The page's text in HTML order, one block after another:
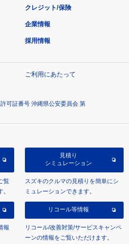
クレジット/保険
企業情報
採用情報
ご利用にあたって
可証番号 沖縄県公安委員会 第
覧
見積り
シミュレーション
スズキのクルマの見積りを簡単にシ
ミュレーションできます。
報
リコール等情報
リコール/改善対策/サービスキャンペ
ーンの情報をご覧いただけます。